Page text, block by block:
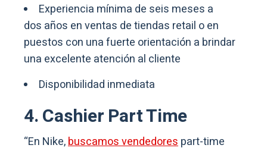
Experiencia mínima de seis meses a
dos años en ventas de tiendas retail o en
puestos con una fuerte orientación a brindar
una excelente atención al cliente
Disponibilidad inmediata
4. Cashier Part Time
“En Nike,buscamos vendedorespart-time